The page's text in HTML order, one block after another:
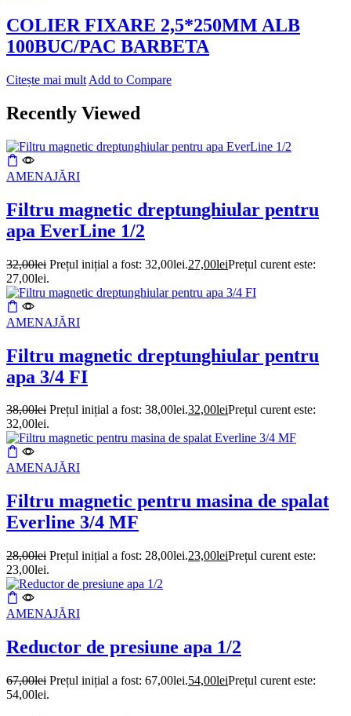
COLIER FIXARE 2,5*250MM ALB
100BUC/PAC BARBETA
Citește mai mult Add to Compare
Recently Viewed
AMENAJĂRI
Filtru magnetic dreptunghiular pentru
apa EverLine 1/2
32,00lei Prețul inițial a fost: 32,00lei.27,00leiPrețul curent este:
27,00lei.
AMENAJĂRI
Filtru magnetic dreptunghiular pentru
apa 3/4 FI
38,00lei Prețul inițial a fost: 38,00lei.32,00leiPrețul curent este:
32,00lei.
AMENAJĂRI
Filtru magnetic pentru masina de spalat
Everline 3/4 MF
28,00lei Prețul inițial a fost: 28,00lei.23,00leiPrețul curent este:
23,00lei.
AMENAJĂRI
Reductor de presiune apa 1/2
67,00lei Prețul inițial a fost: 67,00lei.54,00leiPrețul curent este:
54,00lei.